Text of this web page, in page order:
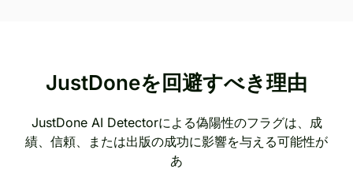
JustDoneを回避すべき理由
JustDone AI Detectorによる偽陽性のフラグは、成
績、信頼、または出版の成功に影響を与える可能性が
あ